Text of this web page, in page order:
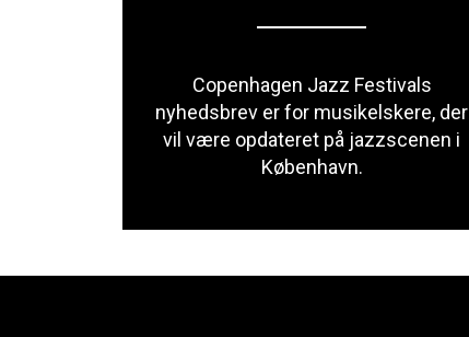
Copenhagen Jazz Festivals
nyhedsbrev er for musikelskere, der
vil være opdateret på jazzscenen i
København.